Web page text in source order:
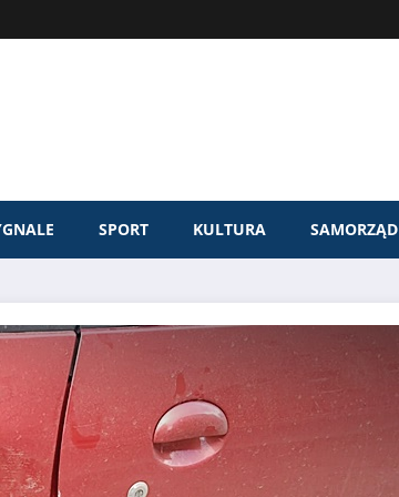
SPORT KULTURA SAMORZĄD